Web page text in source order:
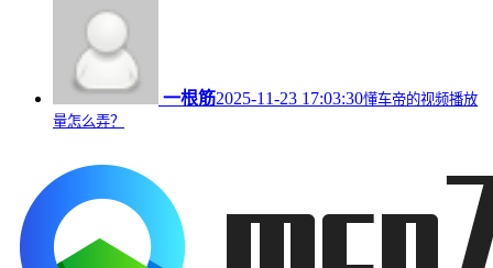
一根筋2025-11-23 17:03:30懂车帝的视频播放
量怎么弄？